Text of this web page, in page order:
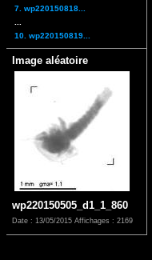
7. wp220150818...
10. wp220150819...
Image aléatoire
wp220150505_d1_1_860
Date : 13/05/2015 Affichages : 2169